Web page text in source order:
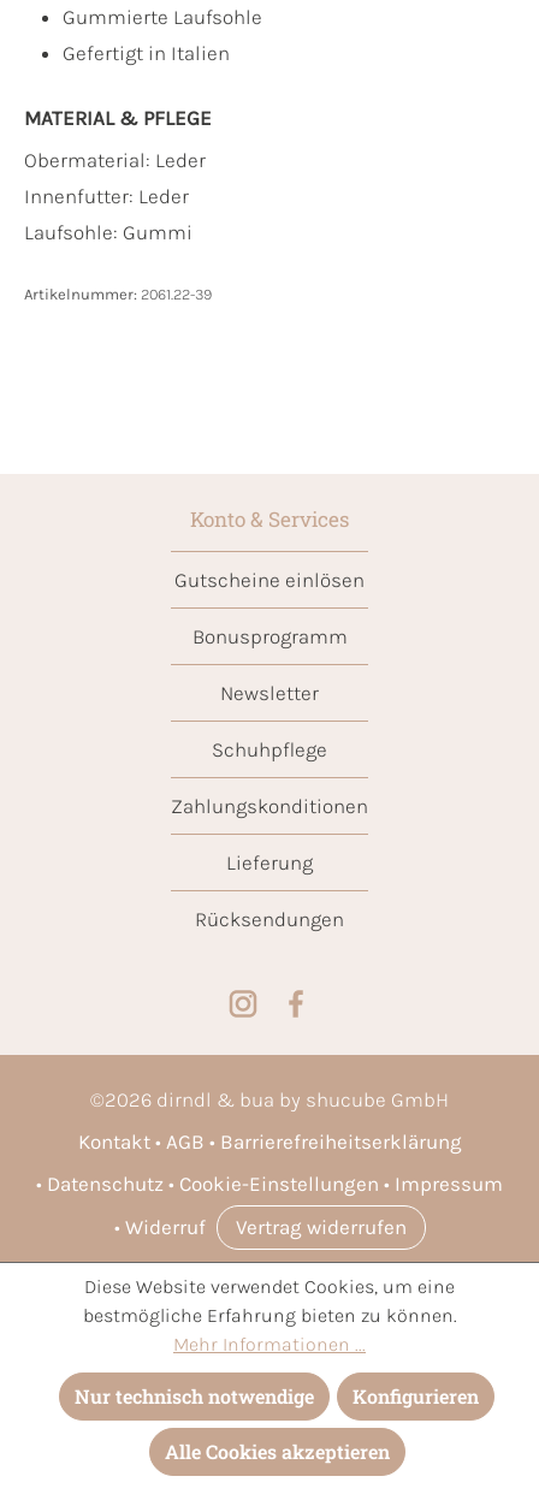
Gummierte Laufsohle
Gefertigt in Italien
MATERIAL & PFLEGE
Obermaterial: Leder
Innenfutter: Leder
Laufsohle: Gummi
Artikelnummer: 2061.22-39
Konto & Services
Gutscheine einlösen
Bonusprogramm
Newsletter
Schuhpflege
Zahlungskonditionen
Lieferung
Rücksendungen
©2026 dirndl & bua by shucube GmbH
Kontakt
AGB
Barrierefreiheitserklärung
Datenschutz
Cookie-Einstellungen
Impressum
Widerruf
Vertrag widerrufen
* Alle Preise inkl. gesetzl. Mehrwertsteuer zzgl.Versandkosten
und ggf. Nachnahmegebühren, wenn nicht anders angegeben.
Diese Website verwendet Cookies, um eine
bestmögliche Erfahrung bieten zu können.
Mehr Informationen ...
Nur technisch notwendige Konfigurieren
Alle Cookies akzeptieren